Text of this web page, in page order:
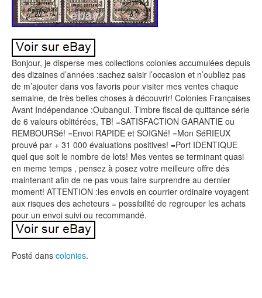
Bonjour, je disperse mes collections colonies accumulées depuis
des dizaines d’années :sachez saisir l’occasion et n’oubliez pas
de m’ajouter dans vos favoris pour visiter mes ventes chaque
semaine, de très belles choses à découvrir! Colonies Françaises
Avant Indépendance :Oubangui. Timbre fiscal de quittance série
de 6 valeurs oblitérées, TB! =SATISFACTION GARANTIE ou
REMBOURSé! =Envoi RAPIDE et SOIGNé! =Mon SéRIEUX
prouvé par + 31 000 évaluations positives! =Port IDENTIQUE
quel que soit le nombre de lots! Mes ventes se terminant quasi
en meme temps , pensez à posez votre meilleure offre dés
maintenant afin de ne pas vous faire surprendre au dernier
moment! ATTENTION :les envois en courrier ordinaire voyagent
aux risques des acheteurs = possibilité de regrouper les achats
pour un envoi suivi ou recommandé.
Posté dans colonies.